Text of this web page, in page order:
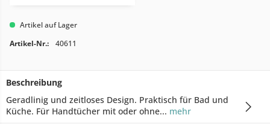
Artikel auf Lager
Artikel-Nr.:
40611
Beschreibung
Geradlinig und zeitloses Design. Praktisch für Bad und
Küche. Für Handtücher mit oder ohne... mehr